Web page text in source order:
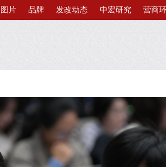
图片 品牌 发改动态 中宏研究 营商